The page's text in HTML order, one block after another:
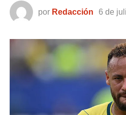
por Redacción 6 de